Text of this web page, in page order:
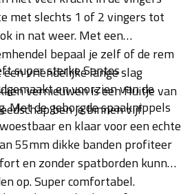
met slechts 1 of 2 vingers tot
in nat weer. Met een
bepaal je zelf of de rem
vriendelijke lange slag
vernieuwen is een fluitje van
ben je binnen vijf
super sterke Santos
en voorzien van de
Met de geborgde spaaknippels
en klaar voor een echte
55mm dikke banden profiteer
en zonder spatborden kunnen
op. Super comfortabel.